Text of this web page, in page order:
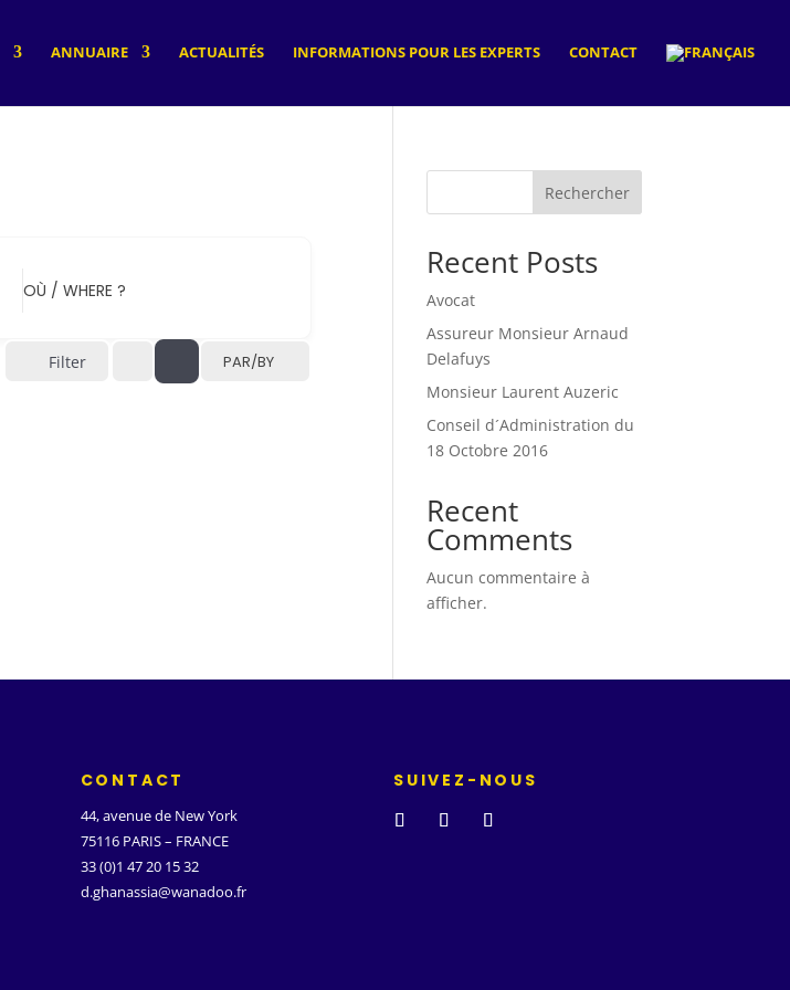
ANNUAIRE ACTUALITÉS INFORMATIONS POUR LES EXPERTS CONTACT
OÙ / WHERE ?
Filter PAR/BY
Rechercher
Recent Posts
Avocat
Assureur Monsieur Arnaud
Delafuys
Monsieur Laurent Auzeric
Conseil d´Administration du
18 Octobre 2016
Recent
Comments
Aucun commentaire à
afficher.
CONTACT
44, avenue de New York
75116 PARIS – FRANCE
33 (0)1 47 20 15 32
d.ghanassia@wanadoo.fr
SUIVEZ-NOUS